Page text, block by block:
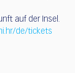
auf der Insel.
de/tickets